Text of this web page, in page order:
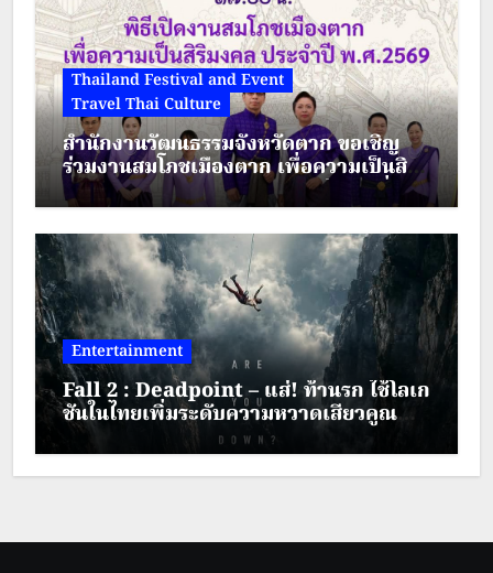
Thailand Festival and Event
Travel Thai Culture
สำนักงานวัฒนธรรมจังหวัดตาก ขอเชิญ
ร่วมงานสมโภชเมืองตาก เพื่อความเป็นสิริ
มงคล ประจำปี พ.ศ.2569 ระหว่างวันที่ 28
– 30 สิงหาคม 2569
Entertainment
Fall 2 : Deadpoint – แส่! ท้านรก ใช้โลเก
ชันในไทยเพิ่มระดับความหวาดเสียวคูณ
สอง